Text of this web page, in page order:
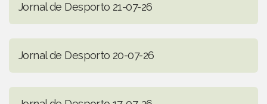
Jornal de Desporto 21-07-26
Jornal de Desporto 20-07-26